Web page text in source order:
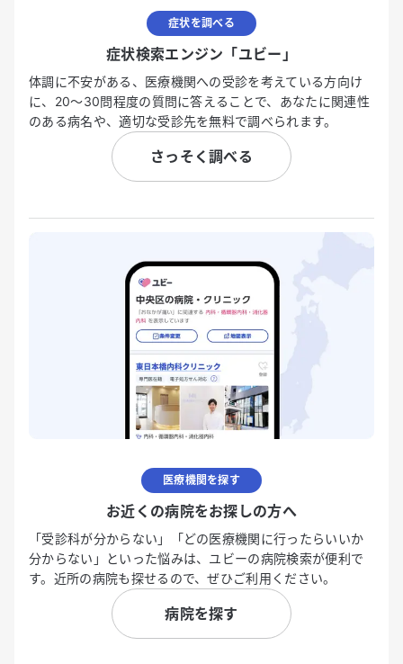
症状を調べる
症状検索エンジン「ユビー」
体調に不安がある、医療機関への受診を考えている方向け
に、20〜30問程度の質問に答えることで、あなたに関連性
のある病名や、適切な受診先を無料で調べられます。
さっそく調べる
医療機関を探す
お近くの病院をお探しの方へ
「受診科が分からない」「どの医療機関に行ったらいいか
分からない」といった悩みは、ユビーの病院検索が便利で
す。近所の病院も探せるので、ぜひご利用ください。
病院を探す